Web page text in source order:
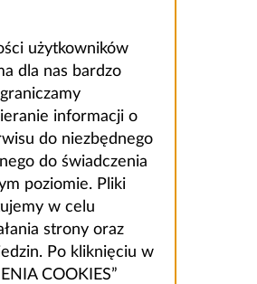
użytkowników
dla nas bardzo
informacji o
do niezbędnego
do świadczenia
poziomie. Pliki
w celu
strony oraz
Po kliknięciu w
COOKIES”